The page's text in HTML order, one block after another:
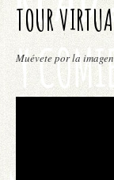
TOUR
Muévete por la